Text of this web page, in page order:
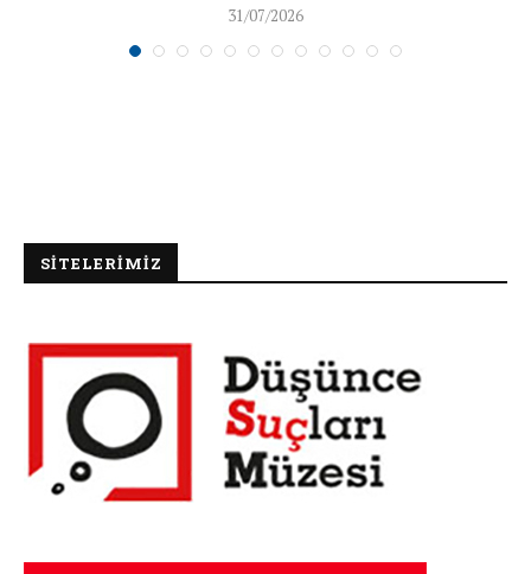
31/07/2026
SİTELERİMİZ